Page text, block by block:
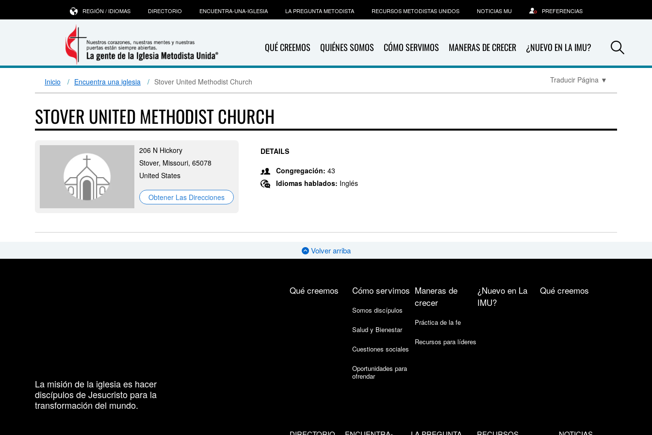
QUÉ CREEMOS QUIÉNES SOMOS CÓMO SERVIMOS MANERAS DE CRECER ¿NUEVO EN LA IMU?
REGIÓN / IDIOMAS DIRECTORIO ENCUENTRA-UNA-IGLESIA LA PREGUNTA METODISTA RECURSOS METODISTAS UNIDOS NOTICIAS MU PREFERENCIAS
Inicio Encuentra una iglesia Stover United Methodist Church Traducir Página ▼
STOVER UNITED METHODIST CHURCH
206 N Hickory
Stover, Missouri, 65078
United States
Obtener Las Direcciones
DETAILS
Congregación: 43
Idiomas hablados: Inglés
Volver arriba
La misión de la iglesia es hacer
discípulos de Jesucristo para la
transformación del mundo.
Qué creemos Cómo servimos
Somos discípulos
Salud y Bienestar
Cuestiones sociales
Oportunidades para
ofrendar
Maneras de
crecer
Práctica de la fe
Recursos para líderes
¿Nuevo en La
IMU?
Qué creemos